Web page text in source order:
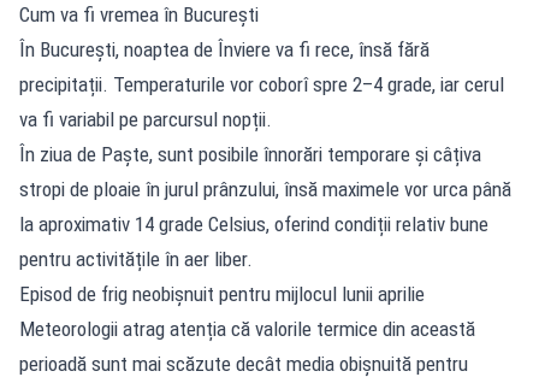
Cum va fi vremea în București
În București, noaptea de Înviere va fi rece, însă fără
precipitații. Temperaturile vor coborî spre 2–4 grade, iar cerul
va fi variabil pe parcursul nopții.
În ziua de Paște, sunt posibile înnorări temporare și câțiva
stropi de ploaie în jurul prânzului, însă maximele vor urca până
la aproximativ 14 grade Celsius, oferind condiții relativ bune
pentru activitățile în aer liber.
Episod de frig neobișnuit pentru mijlocul lunii aprilie
Meteorologii atrag atenția că valorile termice din această
perioadă sunt mai scăzute decât media obișnuită pentru